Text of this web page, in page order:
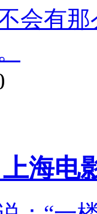
会有
海电